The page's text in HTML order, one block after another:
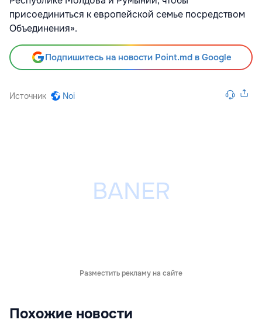
присоединиться к европейской семье посредством
Объединения».
Подпишитесь на новости Point.md в Google
Источник Noi
Разместить рекламу на сайте
Похожие новости